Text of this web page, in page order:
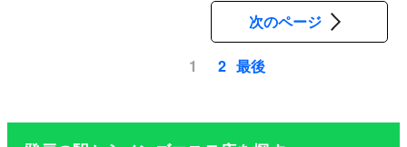
ジ
1 2
次のページ
最後